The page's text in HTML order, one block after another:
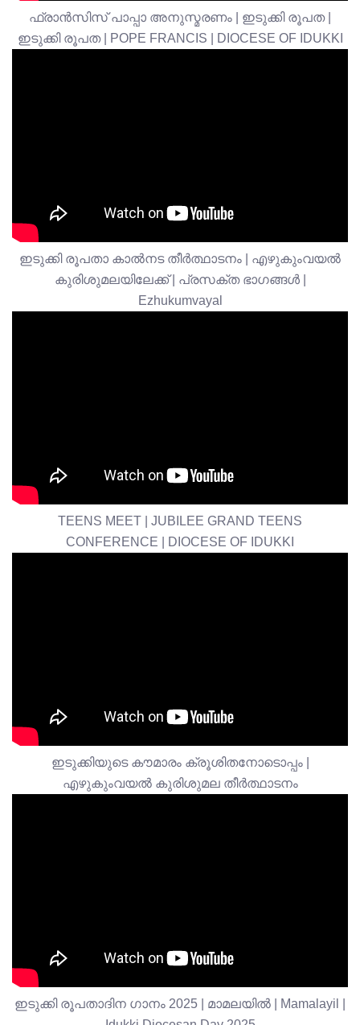
ഫ്രാൻസിസ് പാപ്പാ അനുസ്മരണം | ഇടുക്കി രൂപത |
ഇടുക്കി രൂപത | POPE FRANCIS | DIOCESE OF IDUKKI
ഇടുക്കി രൂപതാ കാൽനട തീർത്ഥാടനം | എഴുകുംവയൽ
കുരിശുമലയിലേക്ക് | പ്രസക്ത ഭാഗങ്ങൾ |
Ezhukumvayal
TEENS MEET | JUBILEE GRAND TEENS
CONFERENCE | DIOCESE OF IDUKKI
ഇടുക്കിയുടെ കൗമാരം ക്രൂശിതനോടൊപ്പം |
എഴുകുംവയൽ കുരിശുമല തീർത്ഥാടനം
ഇടുക്കി രൂപതാദിന ഗാനം 2025 | മാമലയിൽ | Mamalayil |